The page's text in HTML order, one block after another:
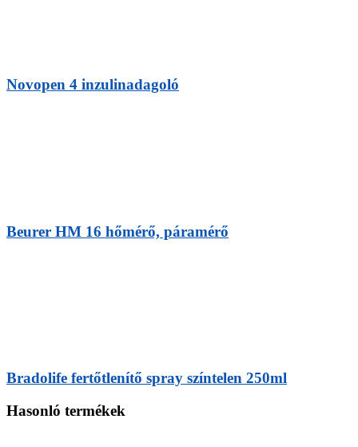
Novopen 4 inzulinadagoló
Beurer HM 16 hőmérő, páramérő
Bradolife fertőtlenítő spray színtelen 250ml
Hasonló termékek